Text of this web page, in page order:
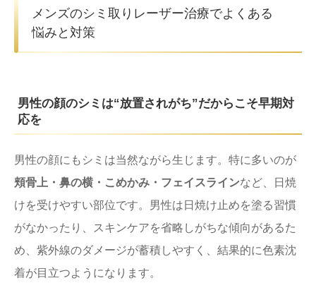
メンズのシミ取りレーザー治療でよくある
悩みと対策
男性の顔のシミは“放置されがち”だからこそ早期対
応を
男性の顔にもシミは当然ながら生じます。特に多いのが
頬骨上・鼻の横・こめかみ・フェイスラインなど、日焼
けを受けやすい部位です。男性は日焼け止めを塗る習慣
がなかったり、スキンケアを省略しがちな傾向があるた
め、紫外線のダメージが蓄積しやすく、結果的に色素沈
着が目立つようになります。